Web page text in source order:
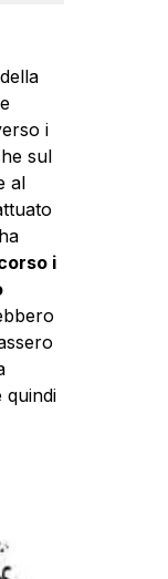
i
sul
al
i